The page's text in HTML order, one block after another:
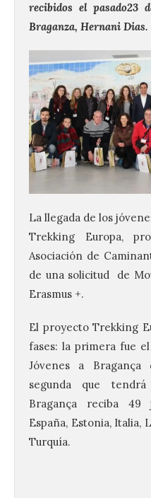
recibidos el pasado23
Braganza, Hernani Dias.
La llegada de los
Trekking Europa,
Asociación de
de una solicitud de
Erasmus +.
El proyecto Trekking
fases: la primera fue
Jóvenes a
segunda que
Bragança reciba 49
España, Estonia, Italia,
Turquía.
Vuelve la
de Dulces del
Gradefes
7 Ago 2026